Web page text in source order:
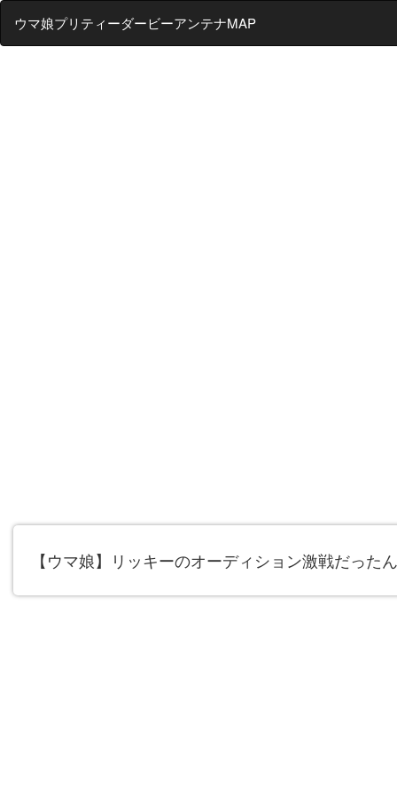
ウマ娘プリティーダービーアンテナMAP
【ウマ娘】リッキーのオーディション激戦だった